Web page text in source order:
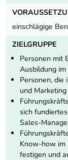
einschlägige
ZIELGRUPPE
Personen mit
Ausbildung
Personen, die
und
sich
Sales-
Know-how im
festigen und